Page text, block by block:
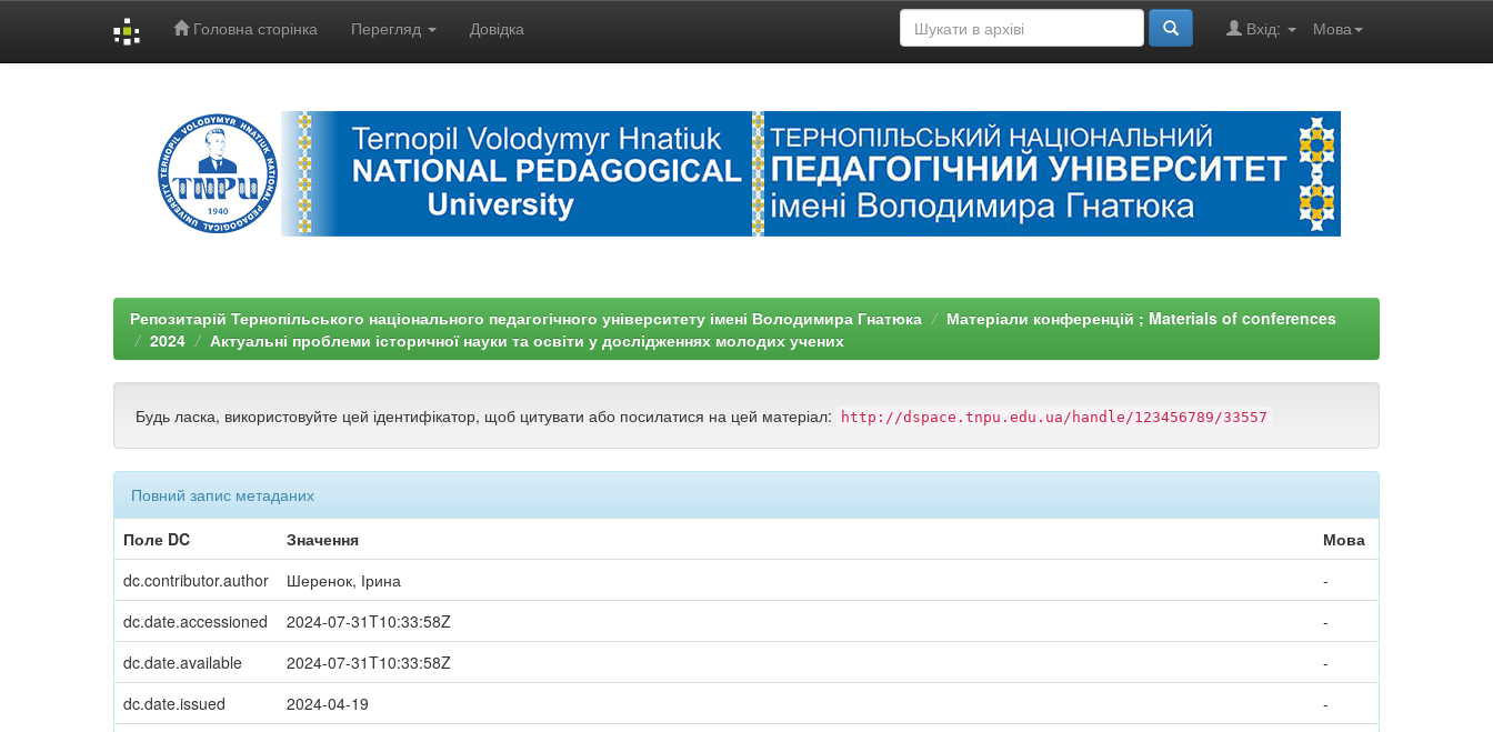
Головна сторінка Перегляд Довідка Мова
Вхід:
Репозитарій Тернопільського національного педагогічного університету імені Володимира Гнатюка
Матеріали конференцій ; Materials of conferences
2024
Актуальні проблеми історичної науки та освіти у дослідженнях молодих учених
Будь ласка, використовуйте цей ідентифікатор, щоб цитувати або посилатися на цей матеріал: http://dspace.tnpu.edu.ua/handle/123456789/33557
Повний запис метаданих
Поле DC
Значення
Мова
dc.contributor.author
Шеренок, Ірина
-
dc.date.accessioned
2024-07-31T10:33:58Z
-
dc.date.available
2024-07-31T10:33:58Z
-
dc.date.issued
2024-04-19
-